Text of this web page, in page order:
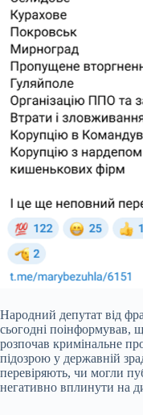
Народний депутат від
сьогодні поінформував,
розпочав кримінальне
підозрою у державній
перевіряють, чи могли
негативно вплинути на